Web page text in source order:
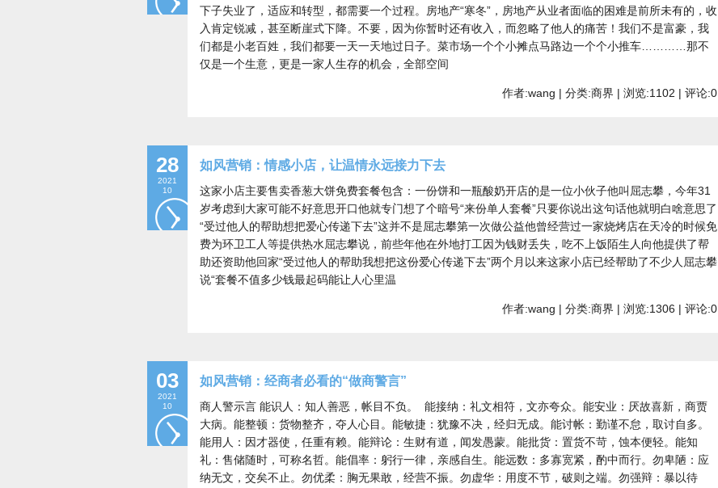
下子失业了，适应和转型，都需要一个过程。房地产“寒冬”，房地产从业者面临的困难是前所未有的，收
入肯定锐减，甚至断崖式下降。不要，因为你暂时还有收入，而忽略了他人的痛苦！我们不是富豪，我
们都是小老百姓，我们都要一天一天地过日子。菜市场一个个小摊点马路边一个个小推车…………那不
仅是一个生意，更是一家人生存的机会，全部空间
作者:wang | 分类:商界 | 浏览:1102 | 评论:0
28
2021
10
如风营销：情感小店，让温情永远接力下去
这家小店主要售卖香葱大饼免费套餐包含：一份饼和一瓶酸奶开店的是一位小伙子他叫屈志攀，今年31
岁考虑到大家可能不好意思开口他就专门想了个暗号“来份单人套餐”只要你说出这句话他就明白啥意思了
“受过他人的帮助想把爱心传递下去”这并不是屈志攀第一次做公益他曾经营过一家烧烤店在天冷的时候免
费为环卫工人等提供热水屈志攀说，前些年他在外地打工因为钱财丢失，吃不上饭陌生人向他提供了帮
助还资助他回家“受过他人的帮助我想把这份爱心传递下去”两个月以来这家小店已经帮助了不少人屈志攀
说“套餐不值多少钱最起码能让人心里温
作者:wang | 分类:商界 | 浏览:1306 | 评论:0
03
2021
10
如风营销：经商者必看的“做商警言”
商人警示言 能识人：知人善恶，帐目不负。 能接纳：礼文相符，文亦夸众。能安业：厌故喜新，商贾
大病。能整顿：货物整齐，夺人心目。能敏捷：犹豫不决，经归无成。能讨帐：勤谨不怠，取讨自多。
能用人：因才器使，任重有赖。能辩论：生财有道，闻发愚蒙。能批货：置货不苛，蚀本便轻。能知
礼：售储随时，可称名哲。能倡率：躬行一律，亲感自生。能远数：多寡宽紧，酌中而行。勿卑陋：应
纳无文，交矣不止。勿优柔：胸无果敢，经营不振。勿虚华：用度不节，破则之端。勿强辩：暴以待